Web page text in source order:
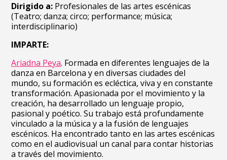
Dirigido a: Profesionales de las artes escénicas
(Teatro; danza; circo; performance; música;
interdisciplinario)
IMPARTE:
Ariadna Peya. Formada en diferentes lenguajes de la
danza en Barcelona y en diversas ciudades del
mundo, su formación es ecléctica, viva y en constante
transformación. Apasionada por el movimiento y la
creación, ha desarrollado un lenguaje propio,
pasional y poético. Su trabajo está profundamente
vinculado a la música y a la fusión de lenguajes
escénicos. Ha encontrado tanto en las artes escénicas
como en el audiovisual un canal para contar historias
a través del movimiento.